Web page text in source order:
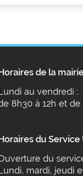
de la
au vendredi :
8h30 à 12h et de
du
du
mardi, jeudi